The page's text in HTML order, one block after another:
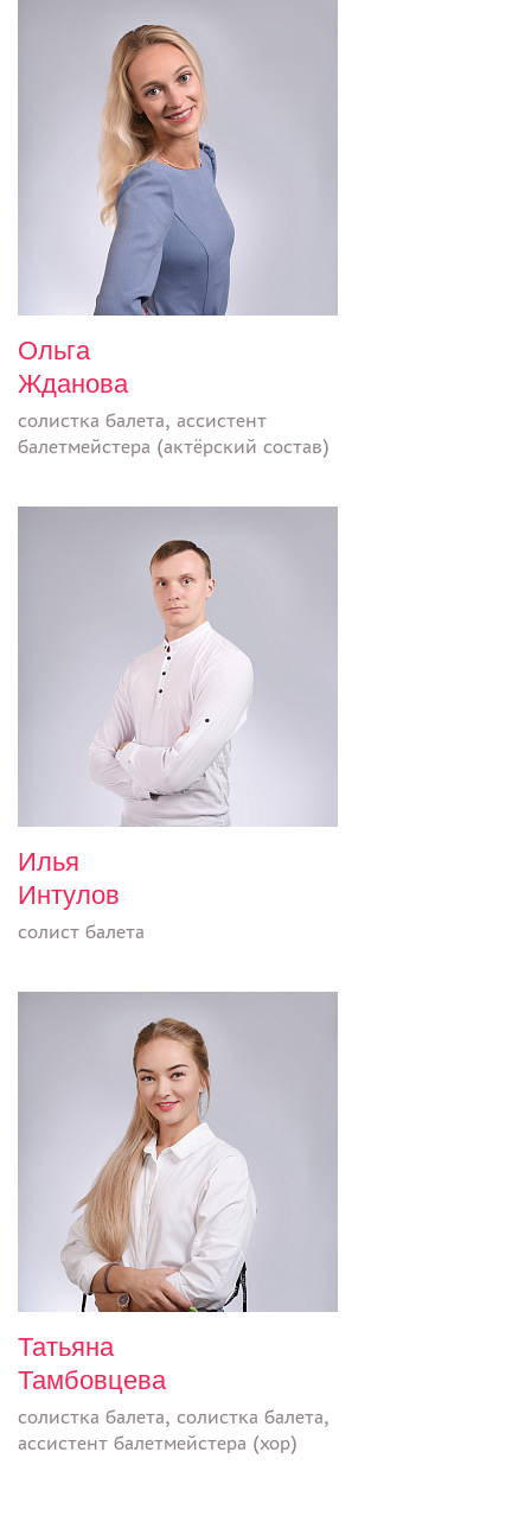
Ольга
Жданова
солистка балета, ассистент
балетмейстера (актёрский состав)
Илья
Интулов
солист балета
Татьяна
Тамбовцева
солистка балета, солистка балета,
ассистент балетмейстера (хор)